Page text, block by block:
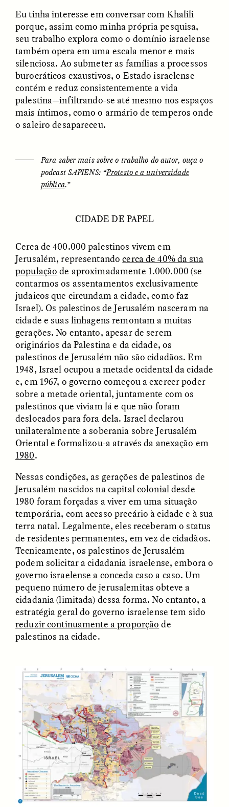
Brings New Life to
Aging Bodies
Surveillance and
Suspicion From the
Margins
ESSAY / STRANGER LANDS
Surveillance et
suspicion depuis les
GONZÁLEZ
ESSAY /
LUIS ALFREDO BRICEÑO
GONZÁLEZ
Vigilancia y sospecha
desde los márgenes
LUIS ALFREDO BRICEÑO
GONZÁLEZ
The Power of Mistrust
SHERI LYNN GIBBINGS, ELAN
LAZUARDI, AND ROBBIE PETERS
ESSAY /CREATIVE NONFICTION
The Day I Heard My
Mother’s Accent
DIANE DUCLOS
ESSAY /MATERIAL WORLD
The Myth of “Risk-
Free” Gold
GISELLE FIGUEROA DE LA OSSA
ESSAY /MATERIAL WORLD
El mito del oro “libre de
riesgo”
ESSAY /MATERIAL WORLD
Le mythe de l’or « sans
risque »
ESSAY /MATERIAL WORLD ESSAY /FIELD NOTES
Eu tinha interesse em conversar com Khalili
porque, assim como minha própria pesquisa,
seu trabalho explora como o domínio israelense
também opera em uma escala menor e mais
silenciosa. Ao submeter as famílias a processos
burocráticos exaustivos, o Estado israelense
contém e reduz consistentemente a vida
palestina—infiltrando-se até mesmo nos espaços
mais íntimos, como o armário de temperos onde
o saleiro desapareceu.
Para saber mais sobre o trabalho do autor, ouça o
podcast SAPIENS: “Protesto e a universidade
pública.”
CIDADE DE PAPEL
Cerca de 400.000 palestinos vivem em
Jerusalém, representandocerca de 40% da sua
população de aproximadamente 1.000.000 (se
contarmos os assentamentos exclusivamente
judaicos que circundam a cidade, como faz
Israel). Os palestinos de Jerusalém nasceram na
cidade e suas linhagens remontam a muitas
gerações. No entanto, apesar de serem
originários da Palestina e da cidade, os
palestinos de Jerusalém não são cidadãos. Em
1948, Israel ocupou a metade ocidental da cidade
e, em 1967, o governo começou a exercer poder
sobre a metade oriental, juntamente com os
palestinos que viviam lá e que não foram
deslocados para fora dela. Israel declarou
unilateralmente a soberania sobre Jerusalém
Oriental e formalizou-a através da anexação em
1980.
Nessas condições, as gerações de palestinos de
Jerusalém nascidos na capital colonial desde
1980 foram forçadas a viver em uma situação
temporária, com acesso precário à cidade e à sua
terra natal. Legalmente, eles receberam o status
de residentes permanentes, em vez de cidadãos.
Tecnicamente, os palestinos de Jerusalém
podem solicitar a cidadania israelense, embora o
governo israelense a conceda caso a caso. Um
pequeno número de jerusalemitas obteve a
cidadania (limitada) dessa forma. No entanto, a
estratégia geral do governo israelense tem sido
reduzir continuamente a proporção de
palestinos na cidade.